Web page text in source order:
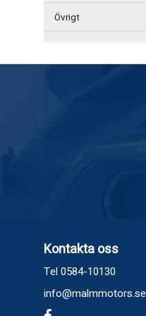
Övrigt
Kontakta oss
Tel 0584-10130
info@malmmotors.se